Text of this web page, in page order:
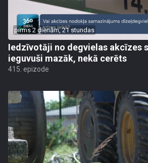
pirms 2 dienām, 21 stundas
Iedzīvotāji no degvielas akcīzes
ieguvuši mazāk, nekā cerēts
415. epizode